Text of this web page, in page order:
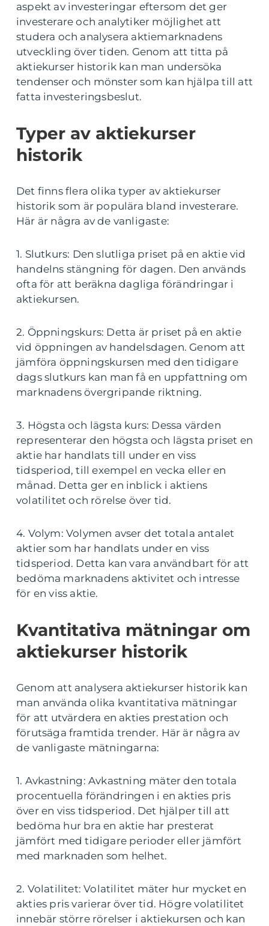
aspekt av investeringar eftersom det ger
investerare och analytiker möjlighet att
studera och analysera aktiemarknadens
utveckling över tiden. Genom att titta på
aktiekurser historik kan man undersöka
tendenser och mönster som kan hjälpa till att
fatta investeringsbeslut.
Typer av aktiekurser
historik
Det finns flera olika typer av aktiekurser
historik som är populära bland investerare.
Här är några av de vanligaste:
1. Slutkurs: Den slutliga priset på en aktie vid
handelns stängning för dagen. Den används
ofta för att beräkna dagliga förändringar i
aktiekursen.
2. Öppningskurs: Detta är priset på en aktie
vid öppningen av handelsdagen. Genom att
jämföra öppningskursen med den tidigare
dags slutkurs kan man få en uppfattning om
marknadens övergripande riktning.
3. Högsta och lägsta kurs: Dessa värden
representerar den högsta och lägsta priset en
aktie har handlats till under en viss
tidsperiod, till exempel en vecka eller en
månad. Detta ger en inblick i aktiens
volatilitet och rörelse över tid.
4. Volym: Volymen avser det totala antalet
aktier som har handlats under en viss
tidsperiod. Detta kan vara användbart för att
bedöma marknadens aktivitet och intresse
för en viss aktie.
Kvantitativa mätningar om
aktiekurser historik
Genom att analysera aktiekurser historik kan
man använda olika kvantitativa mätningar
för att utvärdera en akties prestation och
förutsäga framtida trender. Här är några av
de vanligaste mätningarna:
1. Avkastning: Avkastning mäter den totala
procentuella förändringen i en akties pris
över en viss tidsperiod. Det hjälper till att
bedöma hur bra en aktie har presterat
jämfört med tidigare perioder eller jämfört
med marknaden som helhet.
2. Volatilitet: Volatilitet mäter hur mycket en
akties pris varierar över tid. Högre volatilitet
innebär större rörelser i aktiekursen och kan